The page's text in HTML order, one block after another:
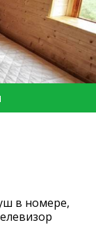
в номере,